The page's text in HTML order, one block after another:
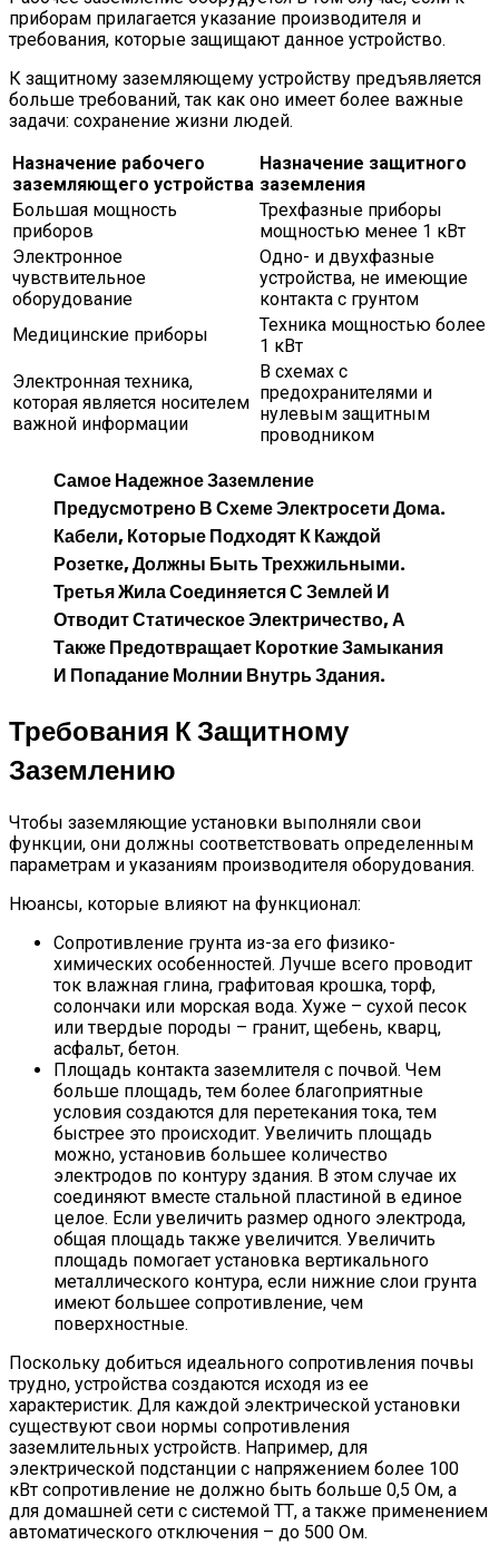
приборам прилагается указание производителя и
требования, которые защищают данное устройство.
К защитному заземляющему устройству предъявляется
больше требований, так как оно имеет более важные
задачи: сохранение жизни людей.
Назначение рабочего
заземляющего устройства
Назначение защитного
заземления
Большая мощность
приборов
Трехфазные приборы
мощностью менее 1 кВт
Электронное
чувствительное
оборудование
Одно- и двухфазные
устройства, не имеющие
контакта с грунтом
Медицинские приборы
Техника мощностью более
1 кВт
Электронная техника,
которая является носителем
важной информации
В схемах с
предохранителями и
нулевым защитным
проводником
Самое Надежное Заземление
Предусмотрено В Схеме Электросети Дома.
Кабели, Которые Подходят К Каждой
Розетке, Должны Быть Трехжильными.
Третья Жила Соединяется С Землей И
Отводит Статическое Электричество, А
Также Предотвращает Короткие Замыкания
И Попадание Молнии Внутрь Здания.
Требования К Защитному
Заземлению
Чтобы заземляющие установки выполняли свои
функции, они должны соответствовать определенным
параметрам и указаниям производителя оборудования.
Нюансы, которые влияют на функционал:
Сопротивление грунта из-за его физико-
химических особенностей. Лучше всего проводит
ток влажная глина, графитовая крошка, торф,
солончаки или морская вода. Хуже – сухой песок
или твердые породы – гранит, щебень, кварц,
асфальт, бетон.
Площадь контакта заземлителя с почвой. Чем
больше площадь, тем более благоприятные
условия создаются для перетекания тока, тем
быстрее это происходит. Увеличить площадь
можно, установив большее количество
электродов по контуру здания. В этом случае их
соединяют вместе стальной пластиной в единое
целое. Если увеличить размер одного электрода,
общая площадь также увеличится. Увеличить
площадь помогает установка вертикального
металлического контура, если нижние слои грунта
имеют большее сопротивление, чем
поверхностные.
Поскольку добиться идеального сопротивления почвы
трудно, устройства создаются исходя из ее
характеристик. Для каждой электрической установки
существуют свои нормы сопротивления
заземлительных устройств. Например, для
электрической подстанции с напряжением более 100
кВт сопротивление не должно быть больше 0,5 Ом, а
для домашней сети с системой ТТ, а также применением
автоматического отключения – до 500 Ом.